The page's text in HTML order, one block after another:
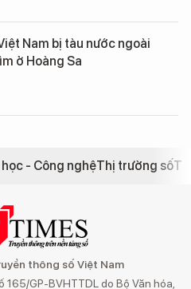
Nam bị tàu nước ngoài
ở Hoàng Sa
học - Công nghệThị trường số
thông số Việt Nam
GP-BVHTTDL do Bộ Văn hóa,